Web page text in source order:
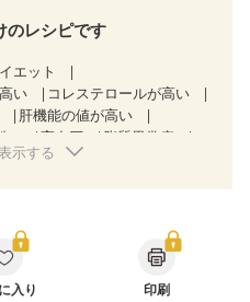
のレシピです
エット
い
コレステロールが高い
肝機能の値が高い
高血圧
脂質異常症
プ
胆石症
（ステージ１）
がん剤治療中）
ん（放射線治療中）
示する
入り 印刷